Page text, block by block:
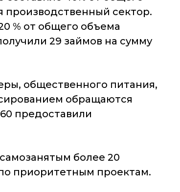
сектор.
% от общего объема
29 займов на сумму
общественного питания,
обращаются
предоставили
более 20
приоритетным проектам.